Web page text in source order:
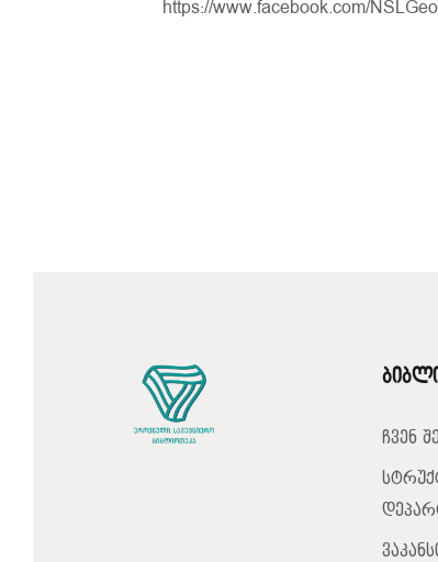
https://www.facebook.com/
ჩვენ